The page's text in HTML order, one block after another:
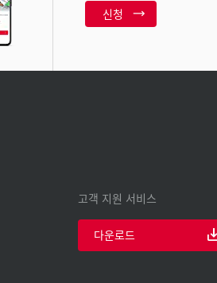
신청
고객 지원 서비스
다운로드